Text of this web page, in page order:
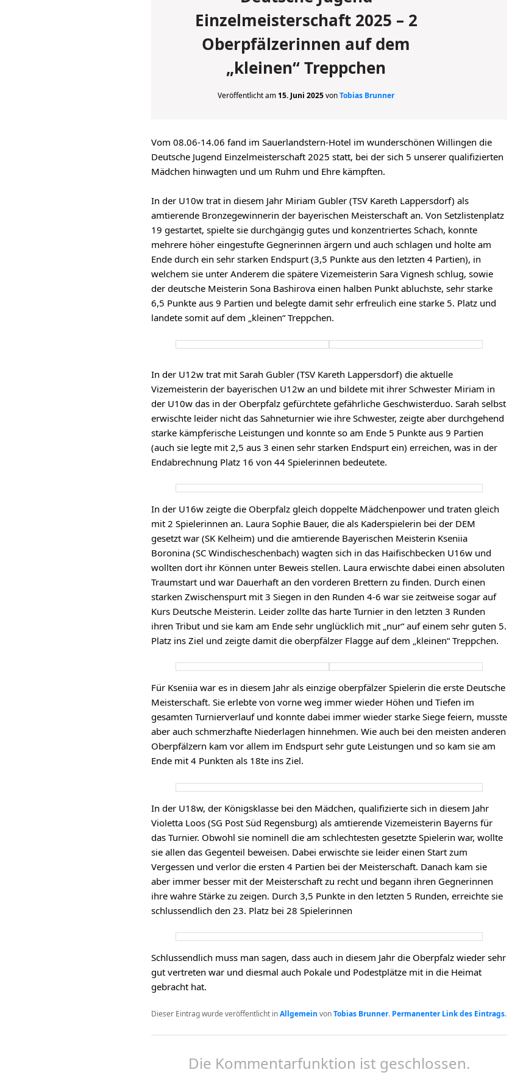
Einzelmeisterschaft 2025 – 2
Oberpfälzerinnen auf dem
„kleinen“ Treppchen
Veröffentlicht am15. Juni 2025vonTobias Brunner
Vom 08.06-14.06 fand im Sauerlandstern-Hotel im wunderschönen Willingen die
Deutsche Jugend Einzelmeisterschaft 2025 statt, bei der sich 5 unserer qualifizierten
Mädchen hinwagten und um Ruhm und Ehre kämpften.
In der U10w trat in diesem Jahr Miriam Gubler (TSV Kareth Lappersdorf) als
amtierende Bronzegewinnerin der bayerischen Meisterschaft an. Von Setzlistenplatz
19 gestartet, spielte sie durchgängig gutes und konzentriertes Schach, konnte
mehrere höher eingestufte Gegnerinnen ärgern und auch schlagen und holte am
Ende durch ein sehr starken Endspurt (3,5 Punkte aus den letzten 4 Partien), in
welchem sie unter Anderem die spätere Vizemeisterin Sara Vignesh schlug, sowie
der deutsche Meisterin Sona Bashirova einen halben Punkt abluchste, sehr starke
6,5 Punkte aus 9 Partien und belegte damit sehr erfreulich eine starke 5. Platz und
landete somit auf dem „kleinen“ Treppchen.
In der U12w trat mit Sarah Gubler (TSV Kareth Lappersdorf) die aktuelle
Vizemeisterin der bayerischen U12w an und bildete mit ihrer Schwester Miriam in
der U10w das in der Oberpfalz gefürchtete gefährliche Geschwisterduo. Sarah selbst
erwischte leider nicht das Sahneturnier wie ihre Schwester, zeigte aber durchgehend
starke kämpferische Leistungen und konnte so am Ende 5 Punkte aus 9 Partien
(auch sie legte mit 2,5 aus 3 einen sehr starken Endspurt ein) erreichen, was in der
Endabrechnung Platz 16 von 44 Spielerinnen bedeutete.
In der U16w zeigte die Oberpfalz gleich doppelte Mädchenpower und traten gleich
mit 2 Spielerinnen an. Laura Sophie Bauer, die als Kaderspielerin bei der DEM
gesetzt war (SK Kelheim) und die amtierende Bayerischen Meisterin Kseniia
Boronina (SC Windischeschenbach) wagten sich in das Haifischbecken U16w und
wollten dort ihr Können unter Beweis stellen. Laura erwischte dabei einen absoluten
Traumstart und war Dauerhaft an den vorderen Brettern zu finden. Durch einen
starken Zwischenspurt mit 3 Siegen in den Runden 4-6 war sie zeitweise sogar auf
Kurs Deutsche Meisterin. Leider zollte das harte Turnier in den letzten 3 Runden
ihren Tribut und sie kam am Ende sehr unglücklich mit „nur“ auf einem sehr guten 5.
Platz ins Ziel und zeigte damit die oberpfälzer Flagge auf dem „kleinen“ Treppchen.
Für Kseniia war es in diesem Jahr als einzige oberpfälzer Spielerin die erste Deutsche
Meisterschaft. Sie erlebte von vorne weg immer wieder Höhen und Tiefen im
gesamten Turnierverlauf und konnte dabei immer wieder starke Siege feiern, musste
aber auch schmerzhafte Niederlagen hinnehmen. Wie auch bei den meisten anderen
Oberpfälzern kam vor allem im Endspurt sehr gute Leistungen und so kam sie am
Ende mit 4 Punkten als 18te ins Ziel.
In der U18w, der Königsklasse bei den Mädchen, qualifizierte sich in diesem Jahr
Violetta Loos (SG Post Süd Regensburg) als amtierende Vizemeisterin Bayerns für
das Turnier. Obwohl sie nominell die am schlechtesten gesetzte Spielerin war, wollte
sie allen das Gegenteil beweisen. Dabei erwischte sie leider einen Start zum
Vergessen und verlor die ersten 4 Partien bei der Meisterschaft. Danach kam sie
aber immer besser mit der Meisterschaft zu recht und begann ihren Gegnerinnen
ihre wahre Stärke zu zeigen. Durch 3,5 Punkte in den letzten 5 Runden, erreichte sie
schlussendlich den 23. Platz bei 28 Spielerinnen
Schlussendlich muss man sagen, dass auch in diesem Jahr die Oberpfalz wieder sehr
gut vertreten war und diesmal auch Pokale und Podestplätze mit in die Heimat
gebracht hat.
Dieser Eintrag wurde veröffentlicht inAllgemein vonTobias Brunner. Permanenter Link des Eintrags.
Die Kommentarfunktion ist geschlossen.